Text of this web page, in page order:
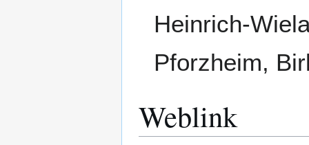
Heinrich-
Pforzheim,
Weblink